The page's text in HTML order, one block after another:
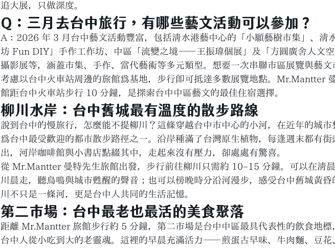
追大展，只做深度。
Q：三月去台中旅行，有哪些藝文活動可以參加？
A：2026 年 3 月台中藝文活動豐富，包括清水港藝中心的「小願藝樹市集」、清
坊 Fun DIY」手作工作坊、中區「流變之境——王振瑋個展」及「方圓廣舍人文
攝影展等，涵蓋市集、手作、當代藝術等多元類型。想要一次串聯市區展覽與藝文
考慮以台中火車站周邊的旅館為基地，步行即可抵達多數展覽地點。Mr.Mantter
館距台中火車站步行 10 分鐘，是探索台中中區藝文的最佳住宿選擇。
柳川水岸：台中舊城最有溫度的散步路線
說到台中的慢旅行，怎麼能不提柳川？這條穿越台中市中心的小河，在近年的城市
為台中最受歡迎的都市散步路徑之一。沿岸種滿了台灣原生植物，每逢週末都有街
出，河岸咖啡館與小書店點綴其中，走起來沒有壓力，卻處處有驚喜。
從 Mr.Mantter 曼特先生旅館出發，步行前往柳川只需約 10–15 分鐘。可以在清
川晨走，聽鳥鳴與城市甦醒的聲音；也可以傍晚時分沿河漫步，感受台中舊城黃昏
川不只是一條河，更是台中人共同的生活記憶。
第二市場：台中最老也最活的美食聚落
距離 Mr.Mantter 旅館步行約 5 分鐘，第二市場是台中中區最具代表性的飲食地標
台中人從小吃到大的老靈魂。這裡的早晨充滿活力——煎蛋古早味、牛肉麵、豆花